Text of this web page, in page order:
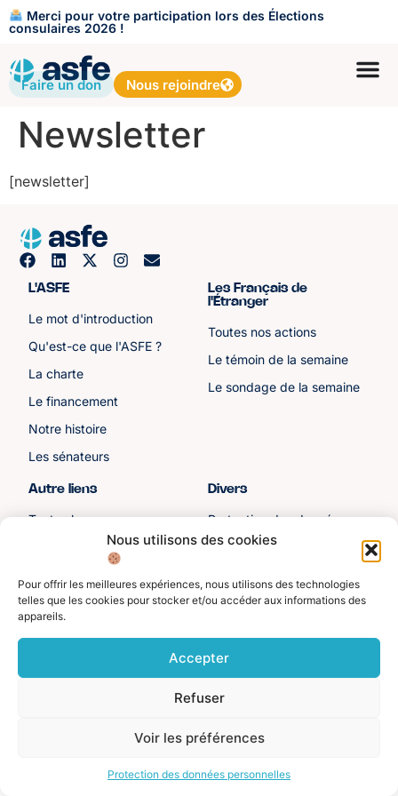
Nous utilisons des cookies
Pour offrir les meilleures expériences, nous utilisons des technologies
telles que les cookies pour stocker et/ou accéder aux informations des
appareils.
Accepter
Refuser
Voir les préférences
Protection des données personnelles
Merci pour votre participation lors des Élections
consulaires 2026 !
Faire un don Nous rejoindre
Newsletter
[newsletter]
L'ASFE
Le mot d'introduction
Qu'est-ce que l'ASFE ?
La charte
Le financement
Notre histoire
Les sénateurs
Les Français de
l'Étranger
Toutes nos actions
Le témoin de la semaine
Le sondage de la semaine
Autre liens
Toutes les ressources
Adhérer à l'ASFE
Divers
Protection des données
personnelles